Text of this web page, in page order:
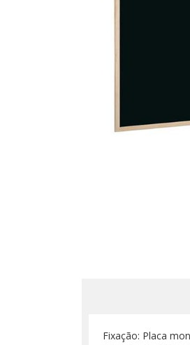
Fixação: Placa